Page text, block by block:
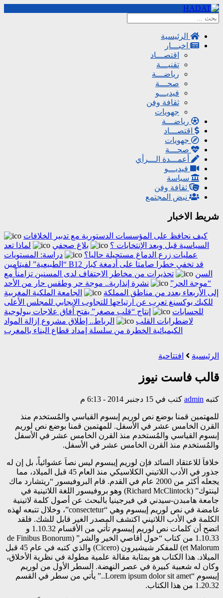
الرئيسية
اخبـــار
اقتصـــاد
تقنيـــة
رياضـــة
صحـــة
فيديـــو
ثقافة وفن
جهويات
رياضـــة
اقتصـــاد
جهويات
صحـــة
أعمـــدة الـــرأي
فيديـــو
سياسة
ثقافة وفن
نبض المجتمع
شريط الاخبار
كيف نحافظ على المؤسسات الدستورية مع تدبير الخلافات
السياسية قبل وبعد الإنتخابات ؟
بلاغ صحفي
لماذا تعد
عمليات زرع الدماغ مستحيلة حاليا؟
دراسة: المستويات
“الطبيعية” لفيتامين B12 قد تخفي خطرا صامتا على أدمغة كبار
السن
تحذيرات من مخاطر الاجتفاف لدى المسنين تزامناً مع
“موجة الحر”
نشرة إنذارية.. موجة حر وطقس حار من الأحد
إلى الأربعاء بعدد من مناطق المملكة
الجامعة الملكية المغربية
للكيك بوكسنغ تعرب عن ارتياحها للتجاوب الإيجابي للمجلس الأعلى
للحسابات
إنتاج “قلب مصغر” يفتح آفاق علاجات بيولوجية
لاضطرابات القلب
الرباط.. إطلاق مشروع إزالة المواد
الكيميائية الخطرة من سلسلة إمداد قطاع البناء بالمغرب
الرئيسية افتتاحية
قالب فاست نيوز
كتبه admin كتب في 15 دجنبر 2014 - 6:13 م
للمهتمين قمنا بوضع نص لوريم إبسوم القياسي والمُستخدم منذ
القرن الخامس عشر في الأسفل. للمهتمين قمنا بوضع نص لوريم
إبسوم القياسي والمُستخدم منذ القرن الخامس عشر في الأسفل
والمُستخدم منذ القرن الخامس عشر في الأسفل.
خلافاَ للاعتقاد السائد فإن لوريم إيبسوم ليس نصاَ عشوائياً، بل إن له
جذور في الأدب اللاتيني الكلاسيكي منذ العام 45 قبل الميلاد، مما
يجعله أكثر من 2000 عام في القدم. قام البروفيسور “ريتشارد ماك
لينتوك” (Richard McClintock) وهو بروفيسور اللغة اللاتينية في
جامعة هامبدن-سيدني في فيرجينيا بالبحث عن أصول كلمة لاتينية
غامضة في نص لوريم إيبسوم وهي “consectetur”، وخلال تتبعه لهذه
الكلمة في الأدب اللاتيني اكتشف المصدر الغير قابل للشك. فلقد
اتضح أن كلمات نص لوريم إيبسوم تأتي من الأقسام 1.10.32 و
1.10.33 من كتاب “حول أقاصي الخير والشر” (de Finibus Bonorum
et Malorum) للمفكر شيشيرون (Cicero) والذي كتبه في عام 45 قبل
الميلاد. هذا الكتاب هو بمثابة مقالة علمية مطولة في نظرية الأخلاق،
وكان له شعبية كبيرة في عصر النهضة. السطر الأول من لوريم
إيبسوم “Lorem ipsum dolor sit amet..” يأتي من سطر في القسم
1.20.32 من هذا الكتاب.